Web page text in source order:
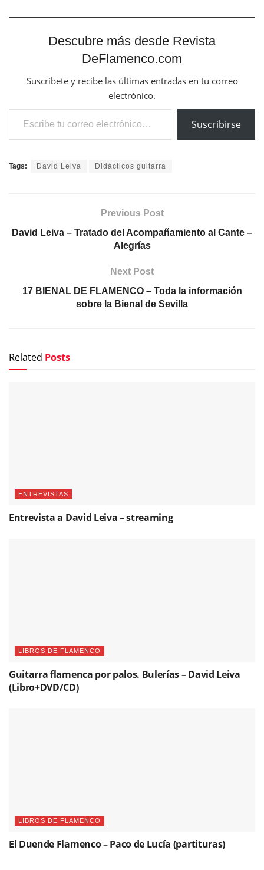
Descubre más desde Revista
DeFlamenco.com
Suscríbete y recibe las últimas entradas en tu correo
electrónico.
Escribe tu correo electrónico…
Suscribirse
Tags: David Leiva Didácticos guitarra
Previous Post
David Leiva – Tratado del Acompañamiento al Cante –
Alegrías
Next Post
17 BIENAL DE FLAMENCO – Toda la información
sobre la Bienal de Sevilla
Related Posts
ENTREVISTAS
Entrevista a David Leiva – streaming
LIBROS DE FLAMENCO
Guitarra flamenca por palos. Bulerías – David Leiva
(Libro+DVD/CD)
LIBROS DE FLAMENCO
El Duende Flamenco – Paco de Lucía (partituras)